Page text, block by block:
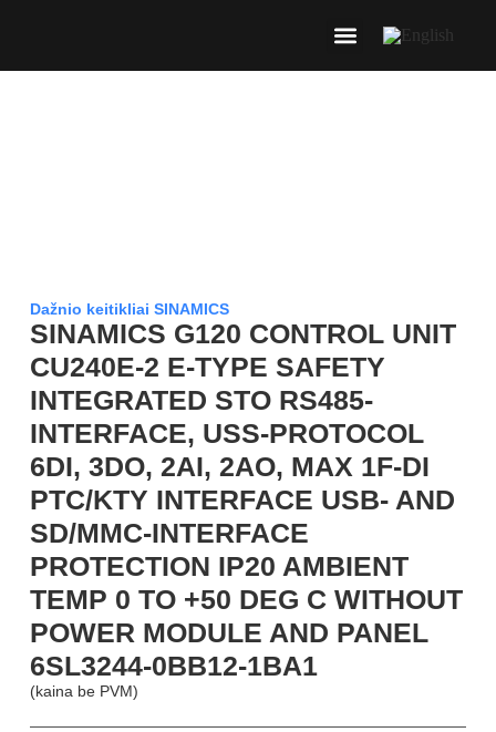
Dažnio keitikliai SINAMICS
SINAMICS G120 CONTROL UNIT
CU240E-2 E-TYPE SAFETY
INTEGRATED STO RS485-
INTERFACE, USS-PROTOCOL
6DI, 3DO, 2AI, 2AO, MAX 1F-DI
PTC/KTY INTERFACE USB- AND
SD/MMC-INTERFACE
PROTECTION IP20 AMBIENT
TEMP 0 TO +50 DEG C WITHOUT
POWER MODULE AND PANEL
6SL3244-0BB12-1BA1
(kaina be PVM)